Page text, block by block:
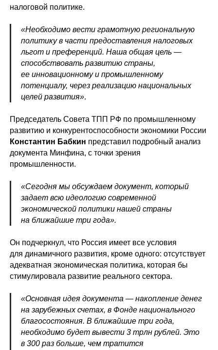
налоговой политике.
«Необходимо вести грамотную региональную
политику в части предоставления налоговых
льгот и преференций. Наша общая цель —
способствовать развитию страны,
ее инновационному и промышленному
потенциалу, через реализацию национальных
целей развития».
Председатель Совета ТПП РФ по промышленному
развитию и конкурентоспособности экономики России
Константин Бабкин представил подробный анализ
документа Минфина, с точки зрения
промышленности.
«Сегодня мы обсуждаем документ, который
задает всю идеологию современной
экономической политики нашей страны
на ближайшие три года».
Он подчеркнул, что Россия имеет все условия
для динамичного развития, кроме одного: отсутствует
адекватная экономическая политика, которая бы
стимулировала развитие реального сектора.
«Основная идея документа — накопление денег
на зарубежных счетах, в Фонде национального
благосостояния. В ближайшие три года,
необходимо будет вывести 3 трлн рублей. Это
в 300 раз больше, чем тратится